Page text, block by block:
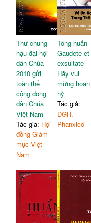
Thư chung
hậu đại hội
dân Chúa
2010 gửi
toàn thể
cộng đồng
dân Chúa
Việt Nam
Tác giả: Hội
đồng Giám
mục Việt
Nam
Tông huấn
Gaudete et
exsultate -
Hãy vui
mừng hoan
hỷ
Tác giả:
ĐGH.
Phanxicô